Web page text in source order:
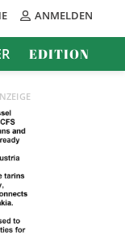
ANMELDEN
EDITION